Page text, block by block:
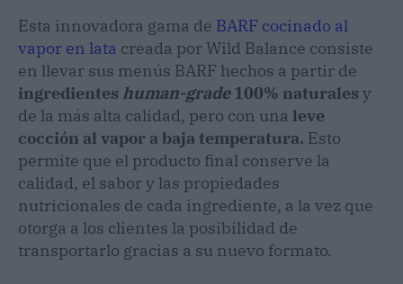
Esta innovadora gama de BARF cocinado al
vapor en lata creada por Wild Balance consiste
en llevar sus menús BARF hechos a partir de
ingredientes human-grade100% naturales y
de la más alta calidad, pero con una leve
cocción al vapor a baja temperatura. Esto
permite que el producto final conserve la
calidad, el sabor y las propiedades
nutricionales de cada ingrediente, a la vez que
otorga a los clientes la posibilidad de
transportarlo gracias a su nuevo formato.